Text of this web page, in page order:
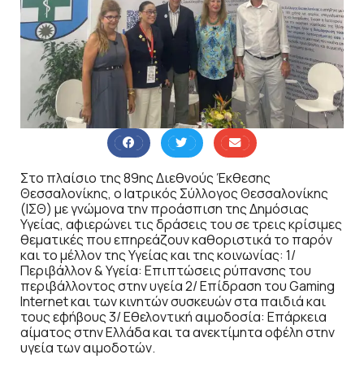
Στο πλαίσιο της 89ης Διεθνούς Έκθεσης
Θεσσαλονίκης, ο Ιατρικός Σύλλογος Θεσσαλονίκης
(ΙΣΘ) με γνώμονα την προάσπιση της Δημόσιας
Υγείας, αφιερώνει τις δράσεις του σε τρεις κρίσιμες
θεματικές που επηρεάζουν καθοριστικά το παρόν
και το μέλλον της Υγείας και της κοινωνίας: 1/
Περιβάλλον & Υγεία: Επιπτώσεις ρύπανσης του
περιβάλλοντος στην υγεία 2/ Επίδραση του Gaming
Internet και των κινητών συσκευών στα παιδιά και
τους εφήβους 3/ Εθελοντική αιμοδοσία: Επάρκεια
αίματος στην Ελλάδα και τα ανεκτίμητα οφέλη στην
υγεία των αιμοδοτών.